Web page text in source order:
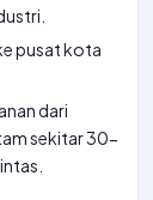
pusat kota
dari
sekitar 30-